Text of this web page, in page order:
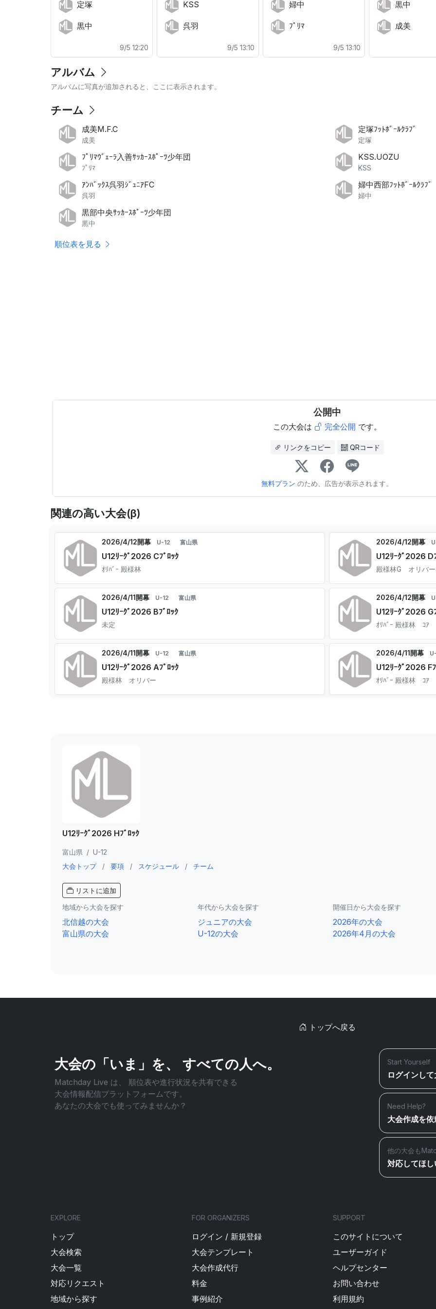
定塚
黒中
9/5 12:20
KSS
呉羽
9/5 13:10
婦中
ﾌﾟﾘﾏ
9/5 13:10
黒中
成美
アルバム
アルバムに写真が追加されると、ここに表示されます。
チーム
成美M.F.C
成美
定塚ﾌｯﾄﾎﾞｰﾙｸﾗﾌﾞ
定塚
ﾌﾟﾘﾏｳﾞｪｰﾗ入善ｻｯｶｰｽﾎﾟｰﾂ少年団
ﾌﾟﾘﾏ
KSS.UOZU
KSS
ｱﾝﾊﾞｯｸｽ呉羽ｼﾞｭﾆｱFC
呉羽
婦中西部ﾌｯﾄﾎﾞｰﾙｸﾗﾌﾞ
婦中
黒部中央ｻｯｶｰｽﾎﾟｰﾂ少年団
黒中
順位表を見る
公開中
この大会は 完全公開 です。
リンクをコピー QRコード
無料プラン のため、広告が表示されます。
関連の高い大会(β)
2026/4/12開幕 U-12 富山県
U12ﾘｰｸﾞ2026 Cﾌﾞﾛｯｸ
ｵﾘﾊﾞｰ 殿様林
2026/4/12開幕
U12ﾘｰｸﾞ2026 D
殿様林G オリバー
2026/4/11開幕 U-12 富山県
U12ﾘｰｸﾞ2026 Bﾌﾞﾛｯｸ
未定
2026/4/12開幕
U12ﾘｰｸﾞ2026 G
ｵﾘﾊﾞｰ 殿様林 ｺｱ
2026/4/11開幕 U-12 富山県
U12ﾘｰｸﾞ2026 Aﾌﾞﾛｯｸ
殿様林 オリバー
2026/4/11開幕
U12ﾘｰｸﾞ2026 F
ｵﾘﾊﾞｰ 殿様林 ｺｱ
U12ﾘｰｸﾞ2026 Hﾌﾞﾛｯｸ
富山県 / U-12
大会トップ
/ 要項 / スケジュール / チーム
リストに追加
地域から大会を探す
北信越の大会
富山県の大会
年代から大会を探す
ジュニアの大会
U-12の大会
開催日から大会を探す
2026年の大会
2026年4月の大会
トップへ戻る
大会の「いま」を、 すべての人へ。
Matchday Live は、 順位表や進行状況を共有できる
大会情報配信プラットフォームです。
あなたの大会でも使ってみませんか？
Start Yourself
ログインし
Need Help?
大会作成を
他の大会も
対応してほ
EXPLORE
トップ
大会検索
大会一覧
対応リクエスト
地域から探す
FOR ORGANIZERS
ログイン / 新規登録
大会テンプレート
大会作成代行
料金
事例紹介
SUPPORT
このサイトについて
ユーザーガイド
ヘルプセンター
お問い合わせ
利用規約